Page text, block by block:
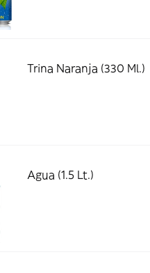
Trina Naranja (330 Ml.)
Agua (1.5 Lt.)